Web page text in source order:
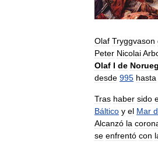
Olaf Tryggvason
Peter Nicolai
Olaf I de
desde 995 hasta
Tras haber sido
Báltico y el Mar
Alcanzó la
se enfrentó con